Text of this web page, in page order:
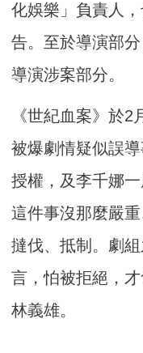
化娛樂」負責人
告。至於導演部
導演涉案部分。
《世紀血案》於
被爆劇情疑似誤
授權，及李千娜
這件事沒那麼嚴
撻伐、抵制。劇
言，怕被拒絕，
林義雄。